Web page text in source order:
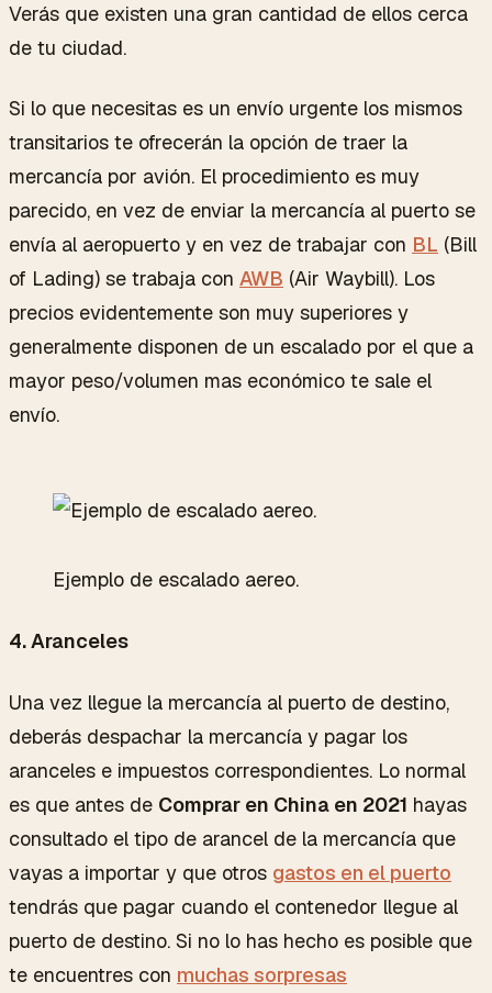
Verás que existen una gran cantidad de ellos cerca
de tu ciudad.
Si lo que necesitas es un envío urgente los mismos
transitarios te ofrecerán la opción de traer la
mercancía por avión. El procedimiento es muy
parecido, en vez de enviar la mercancía al puerto se
envía al aeropuerto y en vez de trabajar con BL (Bill
of Lading) se trabaja con AWB (Air Waybill). Los
precios evidentemente son muy superiores y
generalmente disponen de un escalado por el que a
mayor peso/volumen mas económico te sale el
envío.
Ejemplo de escalado aereo.
4. Aranceles
Una vez llegue la mercancía al puerto de destino,
deberás despachar la mercancía y pagar los
aranceles e impuestos correspondientes. Lo normal
es que antes de Comprar en China en 2021 hayas
consultado el tipo de arancel de la mercancía que
vayas a importar y que otros gastos en el puerto
tendrás que pagar cuando el contenedor llegue al
puerto de destino. Si no lo has hecho es posible que
te encuentres con muchas sorpresas